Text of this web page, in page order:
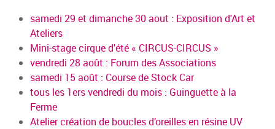
samedi 29 et dimanche 30 aout : Exposition d'Art et
Ateliers
Mini-stage cirque d'été « CIRCUS-CIRCUS »
vendredi 28 août : Forum des Associations
samedi 15 août : Course de Stock Car
tous les 1ers vendredi du mois : Guinguette à la
Ferme
Atelier création de boucles d’oreilles en résine UV